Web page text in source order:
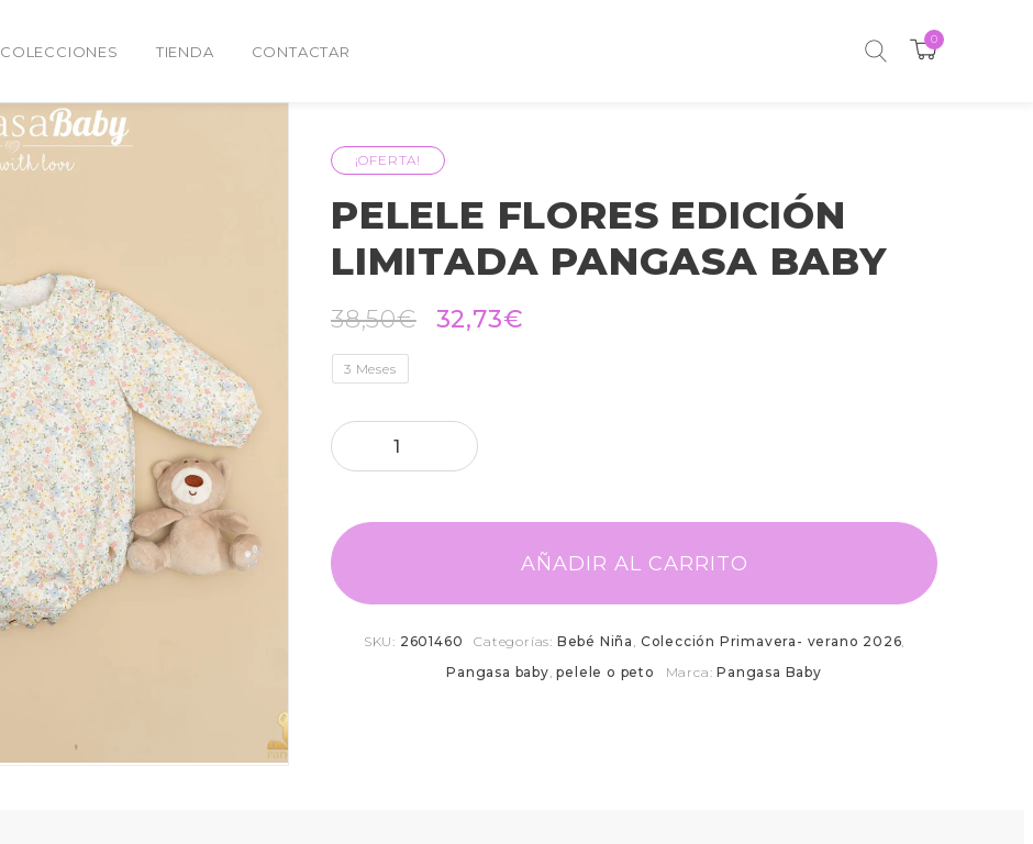
COLECCIONES TIENDA CONTACTAR
0
¡OFERTA!
PELELE FLORES EDICIÓN
LIMITADA PANGASA BABY
38,50€ 32,73€
3 Meses
AÑADIR AL CARRITO
SKU: 2601460 Categorías: Bebé Niña , Colección Primavera- verano 2026,
Pangasa baby,pelele o peto Marca:Pangasa Baby